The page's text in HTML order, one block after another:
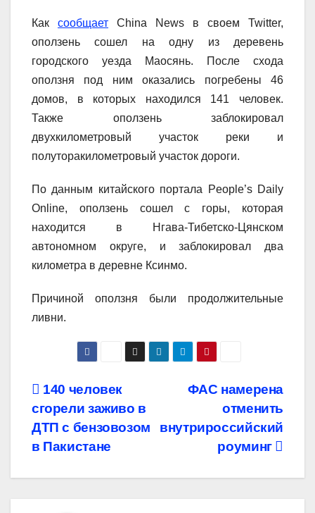
Как сообщает China News в своем Twitter,
оползень сошел на одну из деревень
городского уезда Маосянь. После схода
оползня под ним оказались погребены 46
домов, в которых находился 141 человек.
Также оползень заблокировал
двухкилометровый участок реки и
полуторакилометровый участок дороги.
По данным китайского портала People’s Daily
Online, оползень сошел с горы, которая
находится в Нгава-Тибетско-Цянском
автономном округе, и заблокировал два
километра в деревне Ксинмо​.
Причиной оползня были продолжительные
ливни.
Навигация
по
записям
ФАС намерена
отменить
внутрироссийский
роуминг
140 человек
сгорели заживо в
ДТП с бензовозом
в Пакистане